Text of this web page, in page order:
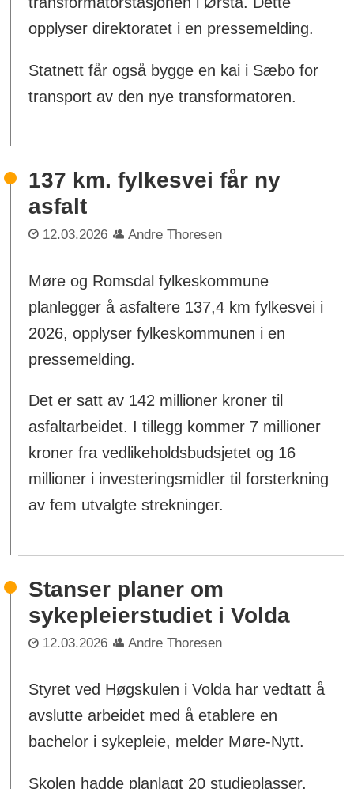
opplyser direktoratet i en pressemelding.
Statnett får også bygge en kai i Sæbo for
transport av den nye transformatoren.
137 km. fylkesvei får ny
asfalt
12.03.2026 Andre Thoresen
Møre og Romsdal fylkeskommune
planlegger å asfaltere 137,4 km fylkesvei i
2026, opplyser fylkeskommunen i en
pressemelding.
Det er satt av 142 millioner kroner til
asfaltarbeidet. I tillegg kommer 7 millioner
kroner fra vedlikeholdsbudsjetet og 16
millioner i investeringsmidler til forsterkning
av fem utvalgte strekninger.
Stanser planer om
sykepleierstudiet i Volda
12.03.2026 Andre Thoresen
Styret ved Høgskulen i Volda har vedtatt å
avslutte arbeidet med å etablere en
bachelor i sykepleie, melder Møre-Nytt.
Skolen hadde planlagt 20 studieplasser,